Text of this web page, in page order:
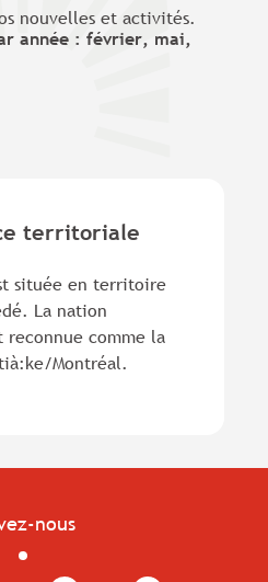
nouvelles et activités.
année : février, mai,
territoriale
située en territoire
La nation
reconnue comme la
Montréal.
nous